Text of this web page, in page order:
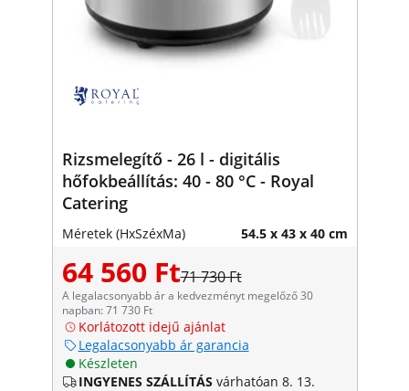
Rizsmelegítő - 26 l - digitális
hőfokbeállítás: 40 - 80 °C - Royal
Catering
Méretek (HxSzéxMa) 54.5 x 43 x 40 cm
64 560 Ft71 730 Ft
A legalacsonyabb ár a kedvezményt megelőző 30
napban: 71 730 Ft
Korlátozott idejű ajánlat
Legalacsonyabb ár garancia
Készleten
INGYENES SZÁLLÍTÁS várhatóan 8. 13.